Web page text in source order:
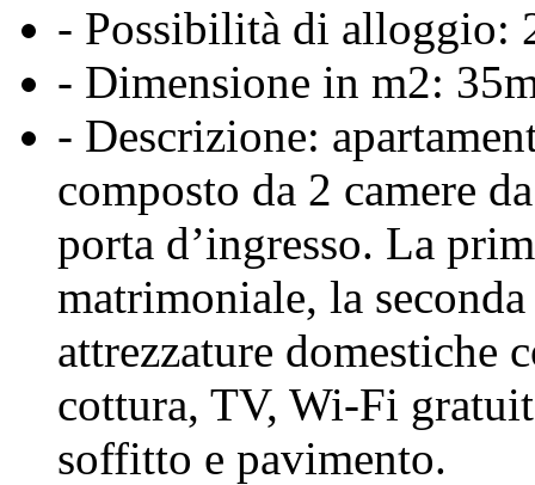
- Possibilità di alloggio:
- Dimensione in m2:
- Descrizione:
composto da 2 camere
porta d’ingresso. La
matrimoniale, la
attrezzature domestiche
cottura, TV, Wi-Fi
soffitto e pavimento.